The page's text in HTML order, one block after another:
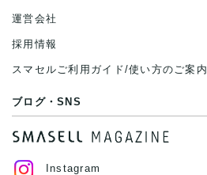
運営会社
採用情報
スマセルご利用ガイド/使い方のご案内
ブログ・SNS
Instagram